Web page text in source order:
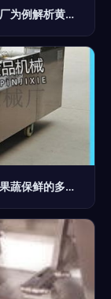
猪肉斩拌机选购指南 以诸城市诺尔食品机械厂为例解析黄石与食品保鲜机的关系
诸城市同泰食品机械厂 白萝卜红薯清洗机与果蔬保鲜的多元应用